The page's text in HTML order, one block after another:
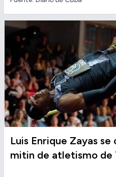
Luis Enrique Zayas
mitin de atletismo de